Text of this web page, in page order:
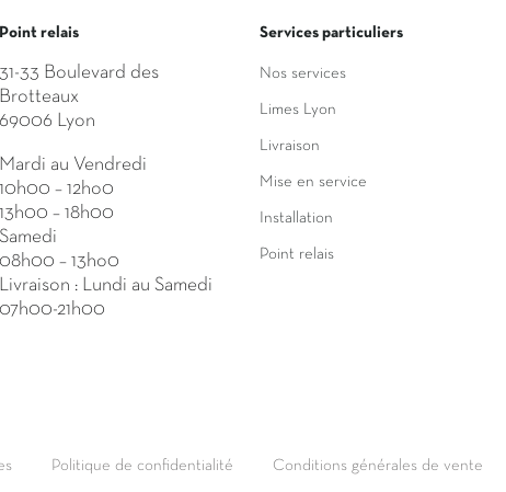
Point relais
31-33 Boulevard des
Brotteaux
69006 Lyon
Mardi au Vendredi
10h00 – 12ho0
13h00 – 18h00
Samedi
08h00 – 13ho0
Livraison : Lundi au Samedi
07h00-21h00
Services particuliers
Nos services
Limes Lyon
Livraison
Mise en service
Installation
Point relais
Politique de confidentialité Conditions générales de vente